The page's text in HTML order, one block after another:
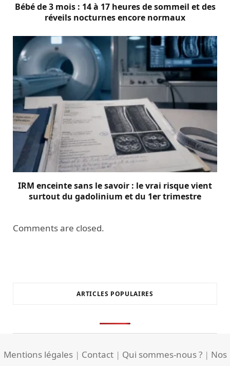
Bébé de 3 mois : 14 à 17 heures de sommeil et des
réveils nocturnes encore normaux
IRM enceinte sans le savoir : le vrai risque vient
surtout du gadolinium et du 1er trimestre
Comments are closed.
ARTICLES POPULAIRES
Mentions légales| Contact| Qui sommes-nous ?| Nos